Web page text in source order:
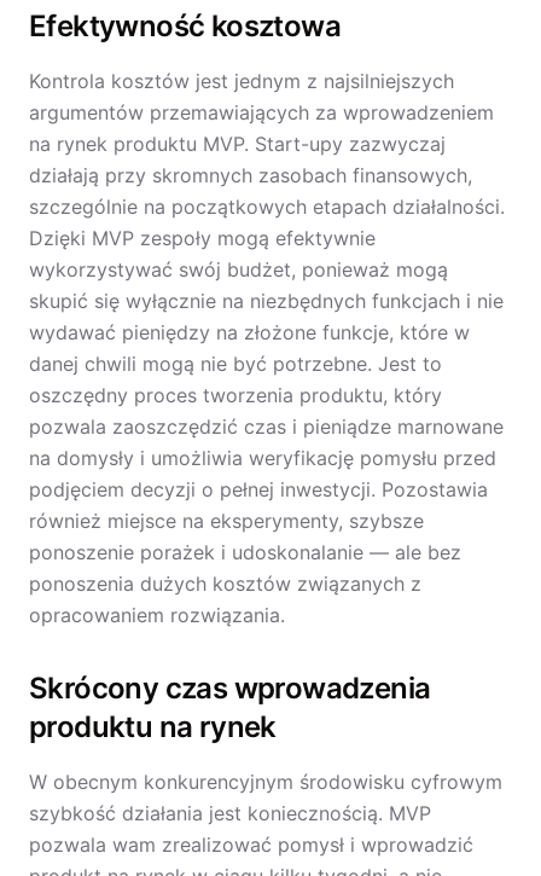
Efektywność kosztowa
Kontrola kosztów jest jednym z najsilniejszych
argumentów przemawiających za wprowadzeniem
na rynek produktu MVP. Start-upy zazwyczaj
działają przy skromnych zasobach finansowych,
szczególnie na początkowych etapach działalności.
Dzięki MVP zespoły mogą efektywnie
wykorzystywać swój budżet, ponieważ mogą
skupić się wyłącznie na niezbędnych funkcjach i nie
wydawać pieniędzy na złożone funkcje, które w
danej chwili mogą nie być potrzebne. Jest to
oszczędny proces tworzenia produktu, który
pozwala zaoszczędzić czas i pieniądze marnowane
na domysły i umożliwia weryfikację pomysłu przed
podjęciem decyzji o pełnej inwestycji. Pozostawia
również miejsce na eksperymenty, szybsze
ponoszenie porażek i udoskonalanie — ale bez
ponoszenia dużych kosztów związanych z
opracowaniem rozwiązania.
Skrócony czas wprowadzenia
produktu na rynek
W obecnym konkurencyjnym środowisku cyfrowym
szybkość działania jest koniecznością. MVP
pozwala wam zrealizować pomysł i wprowadzić